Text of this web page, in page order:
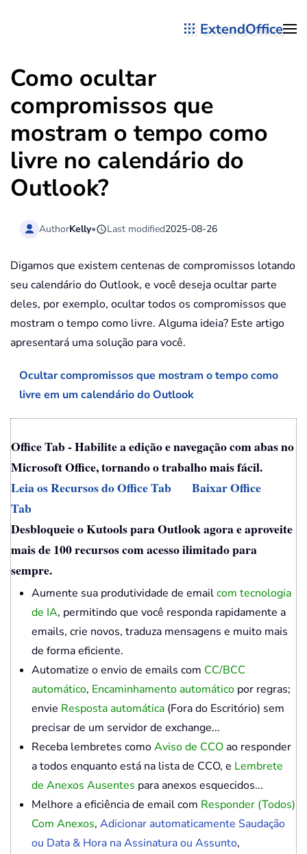
ExtendOffice
Como ocultar
compromissos que
mostram o tempo como
livre no calendário do
Outlook?
AuthorKelly• Last modified2025-08-26
Digamos que existem centenas de compromissos lotando
seu calendário do Outlook, e você deseja ocultar parte
deles, por exemplo, ocultar todos os compromissos que
mostram o tempo como livre. Alguma ideia? Este artigo
apresentará uma solução para você.
Ocultar compromissos que mostram o tempo como
livre em um calendário do Outlook
Office Tab - Habilite a edição e navegação com abas no
Microsoft Office, tornando o trabalho mais fácil.
Leia os Recursos do Office Tab
Baixar Office
Tab
Desbloqueie o Kutools para Outlook agora e aproveite
mais de 100 recursos com acesso ilimitado para
sempre.
Aumente sua produtividade de emailcom tecnologia
de IA, permitindo que você responda rapidamente a
emails, crie novos, traduza mensagens e muito mais
de forma eficiente.
Automatize o envio de emails com CC/BCC
automático, Encaminhamento automático por regras;
envie Resposta automática (Fora do Escritório) sem
precisar de um servidor de exchange...
Receba lembretes comoAviso de CCOao responder
a todos enquanto está na lista de CCO, e Lembrete
de Anexos Ausentes para anexos esquecidos...
Melhore a eficiência de email com Responder (Todos)
Com Anexos, Adicionar automaticamente Saudação
ou Data & Hora na Assinatura ou Assunto,